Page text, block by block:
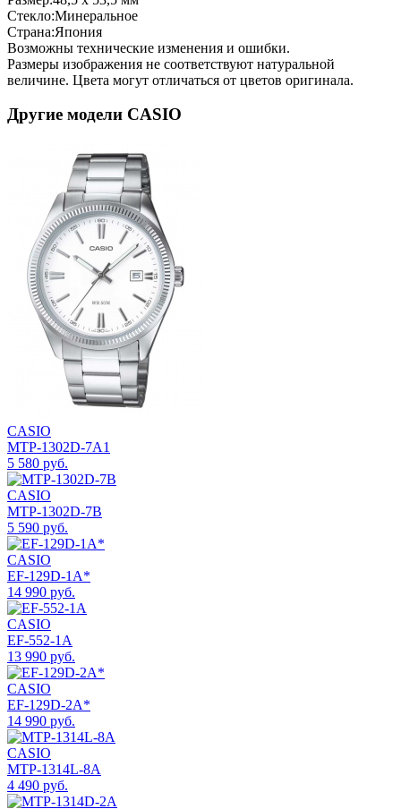
Стекло:Минеральное
Страна:Япония
Возможны технические изменения и ошибки.
Размеры изображения не соответствуют натуральной
величине. Цвета могут отличаться от цветов оригинала.
Другие модели CASIO
CASIO
MTP-1302D-7A1
5 580 руб.
CASIO
MTP-1302D-7B
5 590 руб.
CASIO
EF-129D-1A*
14 990 руб.
CASIO
EF-552-1A
13 990 руб.
CASIO
EF-129D-2A*
14 990 руб.
CASIO
MTP-1314L-8A
4 490 руб.